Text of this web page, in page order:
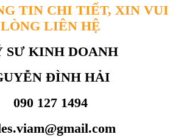
TIN CHI TIẾT, XIN VUI
LÒNG LIÊN HỆ
SƯ KINH DOANH
ĐÌNH HẢI
090 127 1494